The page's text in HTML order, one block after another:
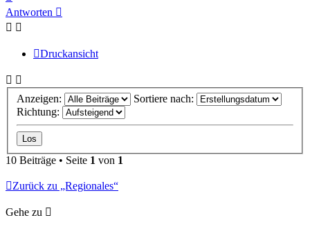
oben
Antworten
Druckansicht
Anzeigen:
Sortiere nach:
Richtung:
10 Beiträge • Seite 1 von 1
Zurück zu „Regionales“
Gehe zu